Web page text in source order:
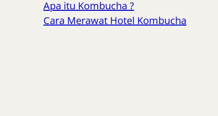
Apa itu Kombucha ?
Cara Merawat Hotel Kombucha